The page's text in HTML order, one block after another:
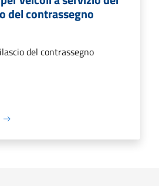
del contrassegno
del contrassegno